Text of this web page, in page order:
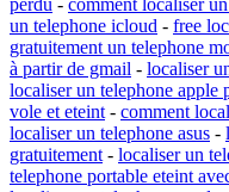
un telephone icloud - free
gratuitement un telephone
à partir de gmail - localiser
localiser un telephone apple
vole et eteint - comment
localiser un telephone asus -
gratuitement - localiser un
telephone portable eteint